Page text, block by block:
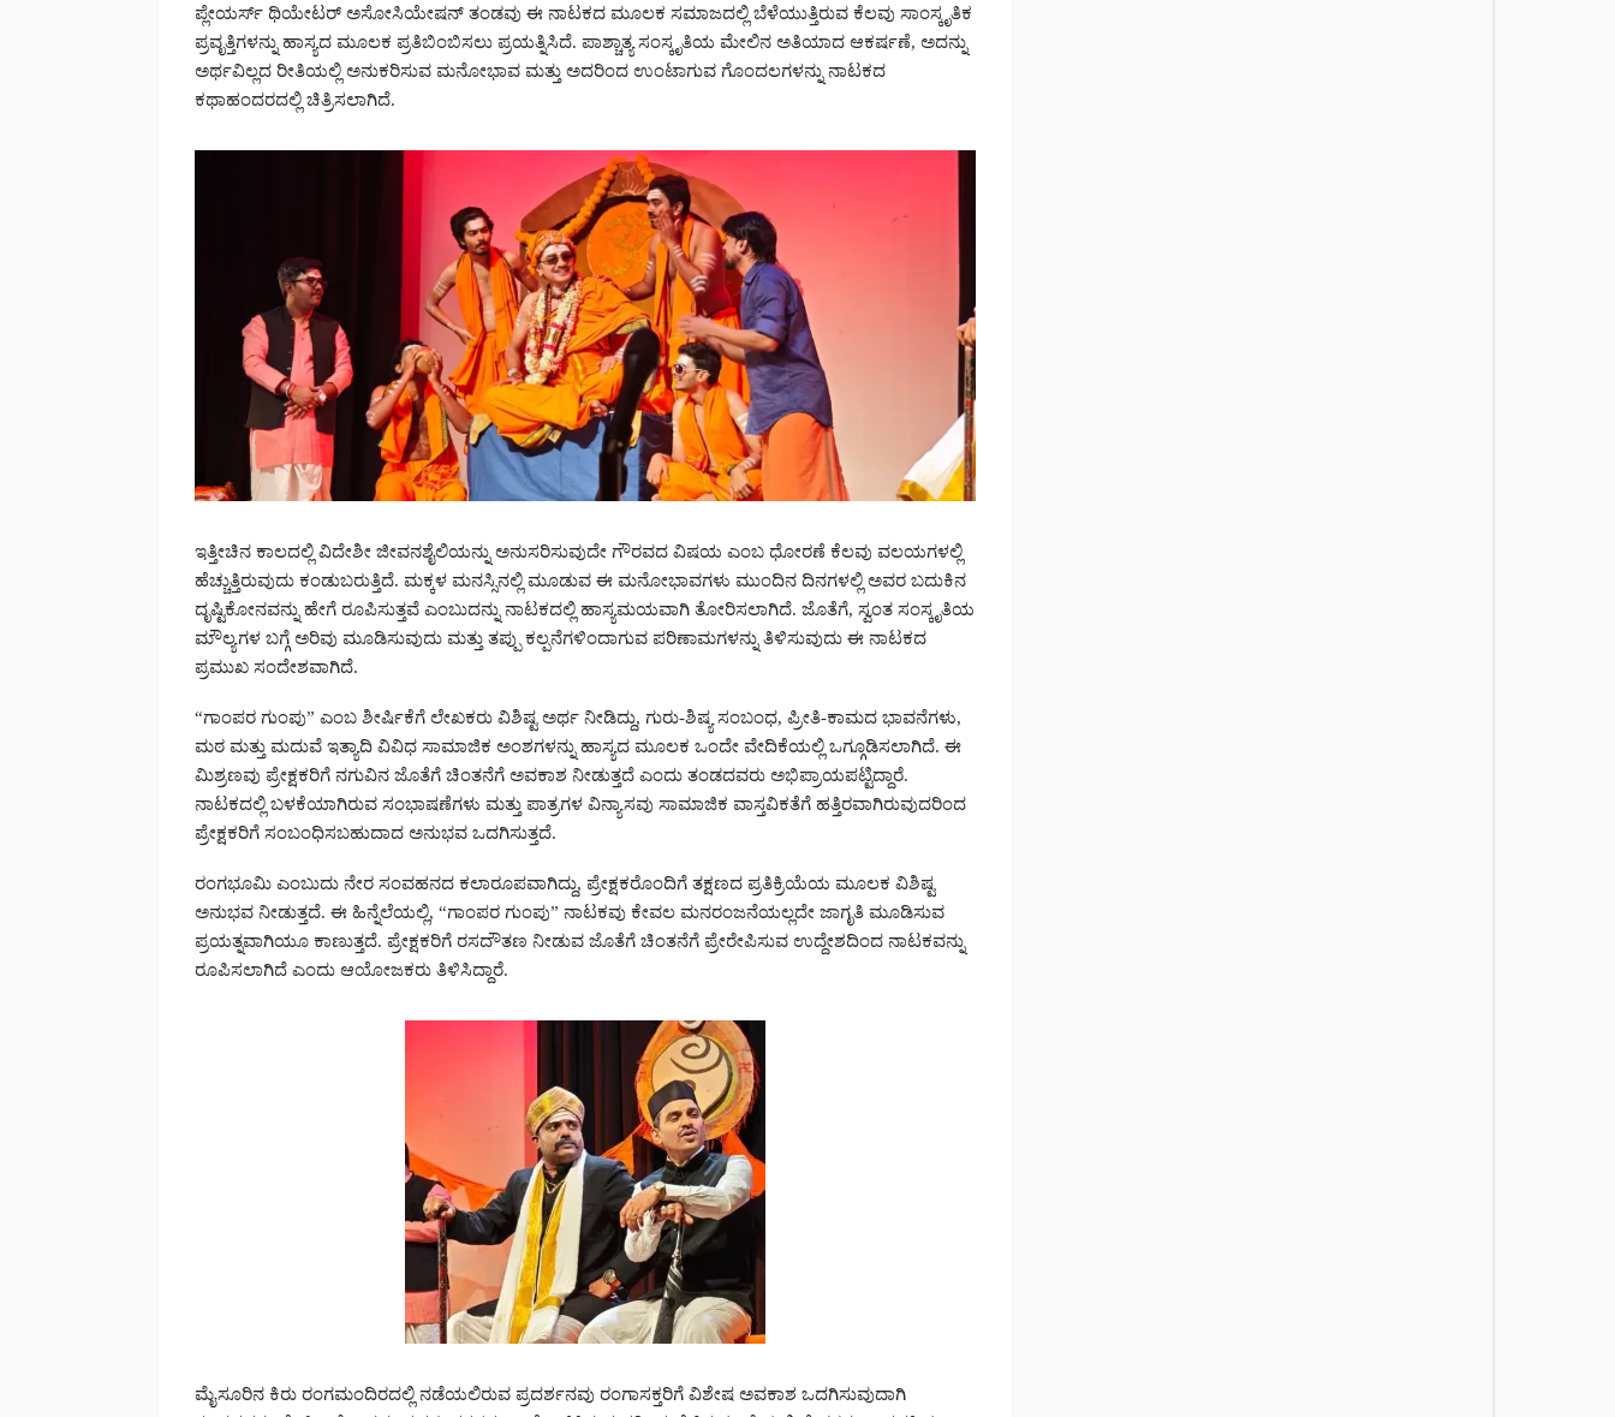
ಪ್ಲೇಯರ್ಸ್ ಥಿಯೇಟರ್ ಅಸೋಸಿಯೇಷನ್ ತಂಡವು ಈ ನಾಟಕದ ಮೂಲಕ ಸಮಾಜದಲ್ಲಿ ಬೆಳೆಯುತ್ತಿರುವ ಕೆಲವು ಸಾಂಸ್ಕೃತಿಕ
ಪ್ರವೃತ್ತಿಗಳನ್ನು ಹಾಸ್ಯದ ಮೂಲಕ ಪ್ರತಿಬಿಂಬಿಸಲು ಪ್ರಯತ್ನಿಸಿದೆ. ಪಾಶ್ಚಾತ್ಯ ಸಂಸ್ಕೃತಿಯ ಮೇಲಿನ ಅತಿಯಾದ ಆಕರ್ಷಣೆ, ಅದನ್ನು
ಅರ್ಥವಿಲ್ಲದ ರೀತಿಯಲ್ಲಿ ಅನುಕರಿಸುವ ಮನೋಭಾವ ಮತ್ತು ಅದರಿಂದ ಉಂಟಾಗುವ ಗೊಂದಲಗಳನ್ನು ನಾಟಕದ
ಕಥಾಹಂದರದಲ್ಲಿ ಚಿತ್ರಿಸಲಾಗಿದೆ.
ಇತ್ತೀಚಿನ ಕಾಲದಲ್ಲಿ ವಿದೇಶೀ ಜೀವನಶೈಲಿಯನ್ನು ಅನುಸರಿಸುವುದೇ ಗೌರವದ ವಿಷಯ ಎಂಬ ಧೋರಣೆ ಕೆಲವು ವಲಯಗಳಲ್ಲಿ
ಹೆಚ್ಚುತ್ತಿರುವುದು ಕಂಡುಬರುತ್ತಿದೆ. ಮಕ್ಕಳ ಮನಸ್ಸಿನಲ್ಲಿ ಮೂಡುವ ಈ ಮನೋಭಾವಗಳು ಮುಂದಿನ ದಿನಗಳಲ್ಲಿ ಅವರ ಬದುಕಿನ
ದೃಷ್ಟಿಕೋನವನ್ನು ಹೇಗೆ ರೂಪಿಸುತ್ತವೆ ಎಂಬುದನ್ನು ನಾಟಕದಲ್ಲಿ ಹಾಸ್ಯಮಯವಾಗಿ ತೋರಿಸಲಾಗಿದೆ. ಜೊತೆಗೆ, ಸ್ವಂತ ಸಂಸ್ಕೃತಿಯ
ಮೌಲ್ಯಗಳ ಬಗ್ಗೆ ಅರಿವು ಮೂಡಿಸುವುದು ಮತ್ತು ತಪ್ಪು ಕಲ್ಪನೆಗಳಿಂದಾಗುವ ಪರಿಣಾಮಗಳನ್ನು ತಿಳಿಸುವುದು ಈ ನಾಟಕದ
ಪ್ರಮುಖ ಸಂದೇಶವಾಗಿದೆ.
“ಗಾಂಪರ ಗುಂಪು” ಎಂಬ ಶೀರ್ಷಿಕೆಗೆ ಲೇಖಕರು ವಿಶಿಷ್ಟ ಅರ್ಥ ನೀಡಿದ್ದು, ಗುರು-ಶಿಷ್ಯ ಸಂಬಂಧ, ಪ್ರೀತಿ-ಕಾಮದ ಭಾವನೆಗಳು,
ಮಠ ಮತ್ತು ಮದುವೆ ಇತ್ಯಾದಿ ವಿವಿಧ ಸಾಮಾಜಿಕ ಅಂಶಗಳನ್ನು ಹಾಸ್ಯದ ಮೂಲಕ ಒಂದೇ ವೇದಿಕೆಯಲ್ಲಿ ಒಗ್ಗೂಡಿಸಲಾಗಿದೆ. ಈ
ಮಿಶ್ರಣವು ಪ್ರೇಕ್ಷಕರಿಗೆ ನಗುವಿನ ಜೊತೆಗೆ ಚಿಂತನೆಗೆ ಅವಕಾಶ ನೀಡುತ್ತದೆ ಎಂದು ತಂಡದವರು ಅಭಿಪ್ರಾಯಪಟ್ಟಿದ್ದಾರೆ.
ನಾಟಕದಲ್ಲಿ ಬಳಕೆಯಾಗಿರುವ ಸಂಭಾಷಣೆಗಳು ಮತ್ತು ಪಾತ್ರಗಳ ವಿನ್ಯಾಸವು ಸಾಮಾಜಿಕ ವಾಸ್ತವಿಕತೆಗೆ ಹತ್ತಿರವಾಗಿರುವುದರಿಂದ
ಪ್ರೇಕ್ಷಕರಿಗೆ ಸಂಬಂಧಿಸಬಹುದಾದ ಅನುಭವ ಒದಗಿಸುತ್ತದೆ.
ರಂಗಭೂಮಿ ಎಂಬುದು ನೇರ ಸಂವಹನದ ಕಲಾರೂಪವಾಗಿದ್ದು, ಪ್ರೇಕ್ಷಕರೊಂದಿಗೆ ತಕ್ಷಣದ ಪ್ರತಿಕ್ರಿಯೆಯ ಮೂಲಕ ವಿಶಿಷ್ಟ
ಅನುಭವ ನೀಡುತ್ತದೆ. ಈ ಹಿನ್ನೆಲೆಯಲ್ಲಿ, “ಗಾಂಪರ ಗುಂಪು” ನಾಟಕವು ಕೇವಲ ಮನರಂಜನೆಯಲ್ಲದೇ ಜಾಗೃತಿ ಮೂಡಿಸುವ
ಪ್ರಯತ್ನವಾಗಿಯೂ ಕಾಣುತ್ತದೆ. ಪ್ರೇಕ್ಷಕರಿಗೆ ರಸದೌತಣ ನೀಡುವ ಜೊತೆಗೆ ಚಿಂತನೆಗೆ ಪ್ರೇರೇಪಿಸುವ ಉದ್ದೇಶದಿಂದ ನಾಟಕವನ್ನು
ರೂಪಿಸಲಾಗಿದೆ ಎಂದು ಆಯೋಜಕರು ತಿಳಿಸಿದ್ದಾರೆ.
ಮೈಸೂರಿನ ಕಿರು ರಂಗಮಂದಿರದಲ್ಲಿ ನಡೆಯಲಿರುವ ಪ್ರದರ್ಶನವು ರಂಗಾಸಕ್ತರಿಗೆ ವಿಶೇಷ ಅವಕಾಶ ಒದಗಿಸುವುದಾಗಿ